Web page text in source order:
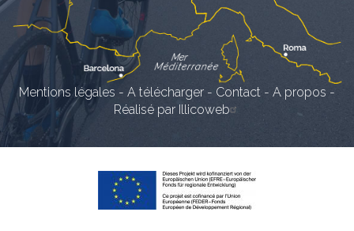
Mentions légales - A télécharger - Contact - A propos -
Réalisé par Illicoweb